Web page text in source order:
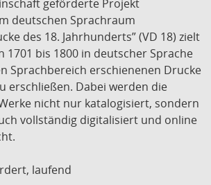
geförderte Projekt
deutschen Sprachraum
des 18. Jahrhunderts” (VD 18) zielt
1701 bis 1800 in deutscher Sprache
Sprachbereich erschienenen Drucke
erschließen. Dabei werden die
nicht nur katalogisiert, sondern
vollständig digitalisiert und online
laufend